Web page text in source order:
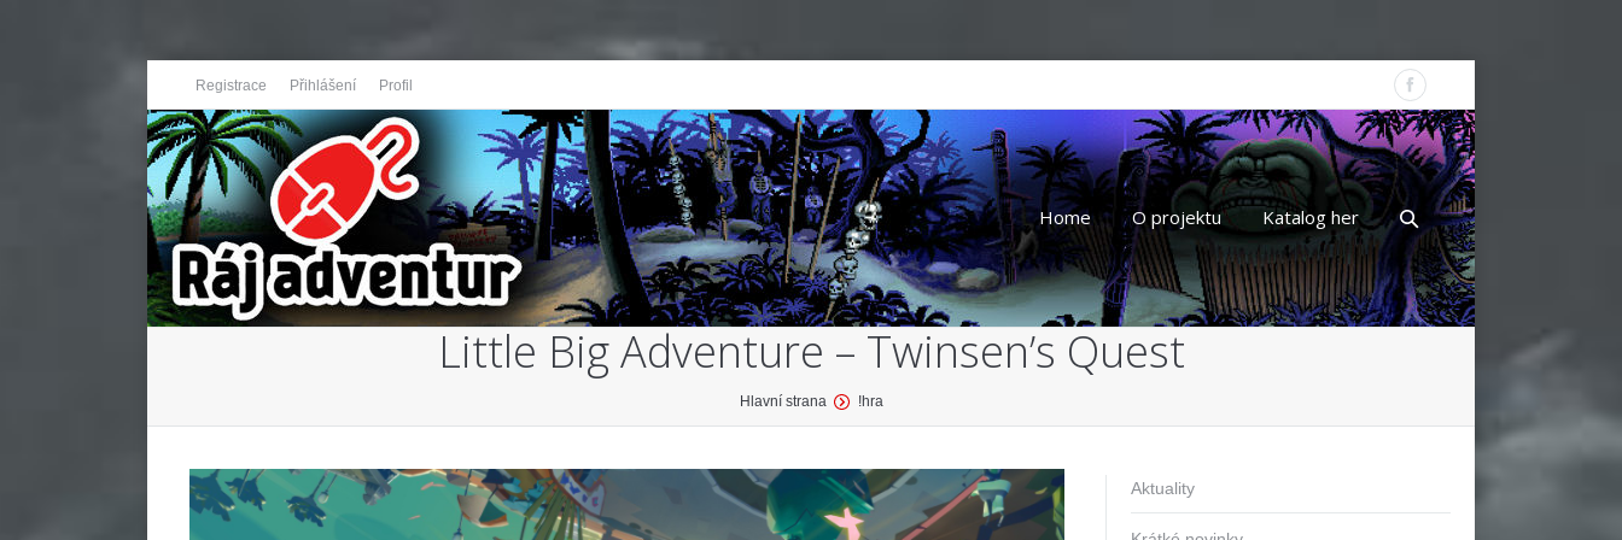
Registrace Přihlášení Profil
Home O projektu Katalog her
Little Big Adventure – Twinsen’s Quest
Hlavní strana !hra
Aktuality